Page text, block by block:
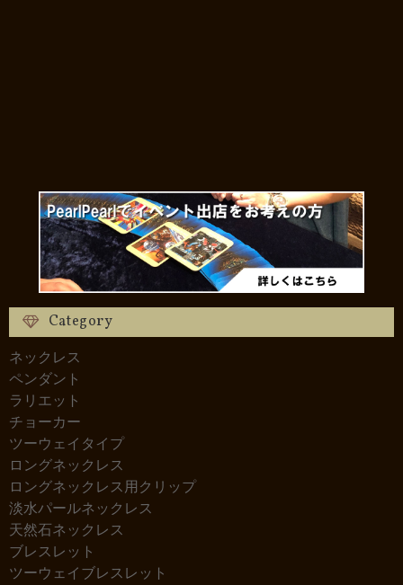
Category
ネックレス
ペンダント
ラリエット
チョーカー
ツーウェイタイプ
ロングネックレス
ロングネックレス用クリップ
淡水パールネックレス
天然石ネックレス
ブレスレット
ツーウェイブレスレット